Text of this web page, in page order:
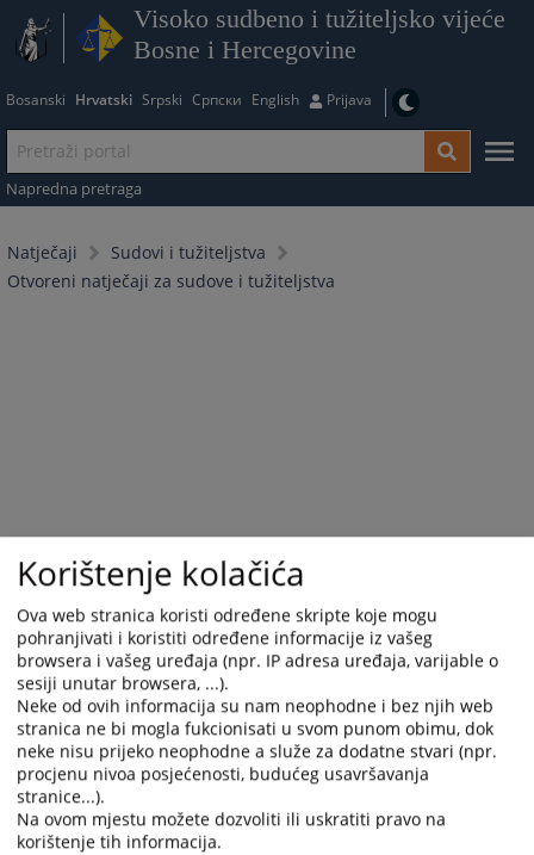
Visoko sudbeno i tužiteljsko vijeće
Bosne i Hercegovine
Bosanski Hrvatski Srpski Српски English Prijava
Napredna pretraga
Natječaji
Sudovi i tužiteljstva
Otvoreni natječaji za sudove i tužiteljstva
Trenutno nema vijesti
Korištenje kolačića
Ova web stranica koristi određene skripte koje mogu
pohranjivati i koristiti određene informacije iz vašeg
browsera i vašeg uređaja (npr. IP adresa uređaja, varijable o
sesiji unutar browsera, ...).
Neke od ovih informacija su nam neophodne i bez njih web
stranica ne bi mogla fukcionisati u svom punom obimu, dok
neke nisu prijeko neophodne a služe za dodatne stvari (npr.
procjenu nivoa posjećenosti, budućeg usavršavanja
stranice...).
Na ovom mjestu možete dozvoliti ili uskratiti pravo na
korištenje tih informacija.